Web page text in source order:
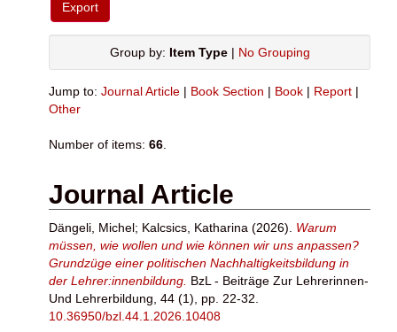
Group by: Item Type| No Grouping
Jump to: Journal Article | Book Section | Book | Report |
Other
Number of items: 66
Journal Article
Dängeli, Michel; Kalcsics, Katharina (2026). Warum
müssen, wie wollen und wie können wir uns anpassen?
Grundzüge einer politischen Nachhaltigkeitsbildung in
der Lehrer:innenbildung. BzL - Beiträge Zur Lehrerinnen-
Und Lehrerbildung, 44 (1), pp. 22-32.
10.36950/bzl.44.1.2026.10408